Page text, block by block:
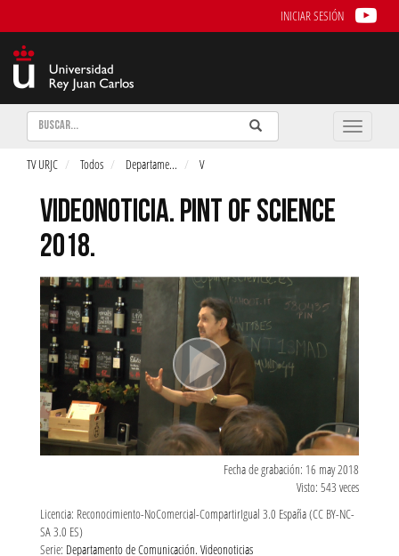
INICIAR SESIÓN
Buscar Enviar
Buscar
Toggle
TV URJC Todos Departame... V
VIDEONOTICIA. PINT OF SCIENCE
2018.
Fecha de grabación: 16 may 2018
Visto: 543 veces
Licencia: Reconocimiento-NoComercial-CompartirIgual 3.0 España (CC BY-NC-
SA 3.0 ES)
Serie: Departamento de Comunicación. Videonoticias